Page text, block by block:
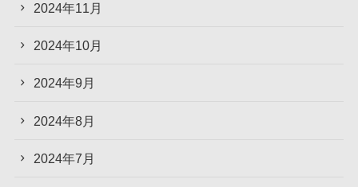
2024年11月
2024年10月
2024年9月
2024年8月
2024年7月